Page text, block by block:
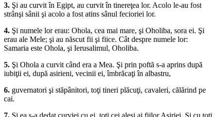
3. Şi au curvit în Egipt, au curvit în tinereţea lor. Acolo le-au fost
strânşi sânii şi acolo a fost atins sânul fecioriei lor.
4. Şi numele lor erau: Ohola, cea mai mare, şi Oholiba, sora ei. Şi
erau ale Mele; şi au născut fii şi fiice. Cât despre numele lor:
Samaria este Ohola, şi Ierusalimul, Oholiba.
5. Şi Ohola a curvit când era a Mea. Şi prin poftă s-a aprins după
iubiţii ei, după asirieni, vecinii ei, îmbrăcaţi în albastru,
6. guvernatori şi stăpânitori, toţi tineri plăcuţi, cavaleri, călărind pe
cai.
7. Şi ea s-a dedat curviei cu ei, toţi cei aleşi ai fiilor Asiriei. Şi cu toţi